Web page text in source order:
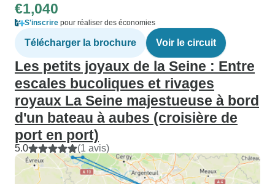
€1,040
S'inscrire pour réaliser des économies
Télécharger la brochure Voir le circuit
Les petits joyaux de la Seine : Entre
escales bucoliques et rivages
royaux La Seine majestueuse à bord
d'un bateau à aubes (croisière de
port en port)
5.0 (1 avis)